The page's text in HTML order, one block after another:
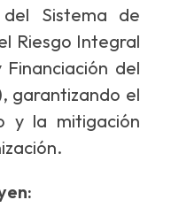
Sistema de
Riesgo Integral
del
garantizando el
y la mitigación